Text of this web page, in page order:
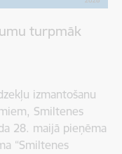
turpmāk
izmantošanu
Smiltenes
28. maijā pieņēma
“Smiltenes